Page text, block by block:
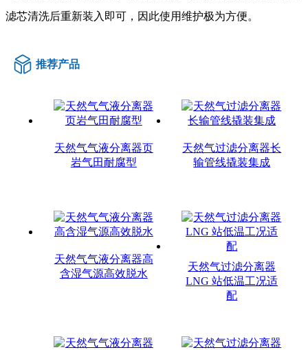
滤芯清洗后重新装入即可，因此使用维护极为方便。
推荐产品
天然气气液分离器页
岩气田耐腐型
天然气过滤分离器长
输管线撬装集成
天然气气液分离器高
含湿气源高效脱水
天然气过滤分离器
LNG 站低温工况适
配